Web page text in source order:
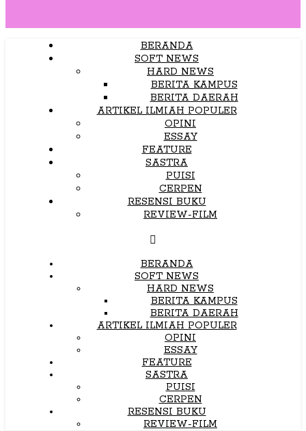
BERANDA
SOFT NEWS
HARD NEWS
BERITA KAMPUS
BERITA DAERAH
ARTIKEL ILMIAH POPULER
OPINI
ESSAY
FEATURE
SASTRA
PUISI
CERPEN
RESENSI BUKU
REVIEW-FILM
BERANDA
SOFT NEWS
HARD NEWS
BERITA KAMPUS
BERITA DAERAH
ARTIKEL ILMIAH POPULER
OPINI
ESSAY
FEATURE
SASTRA
PUISI
CERPEN
RESENSI BUKU
REVIEW-FILM